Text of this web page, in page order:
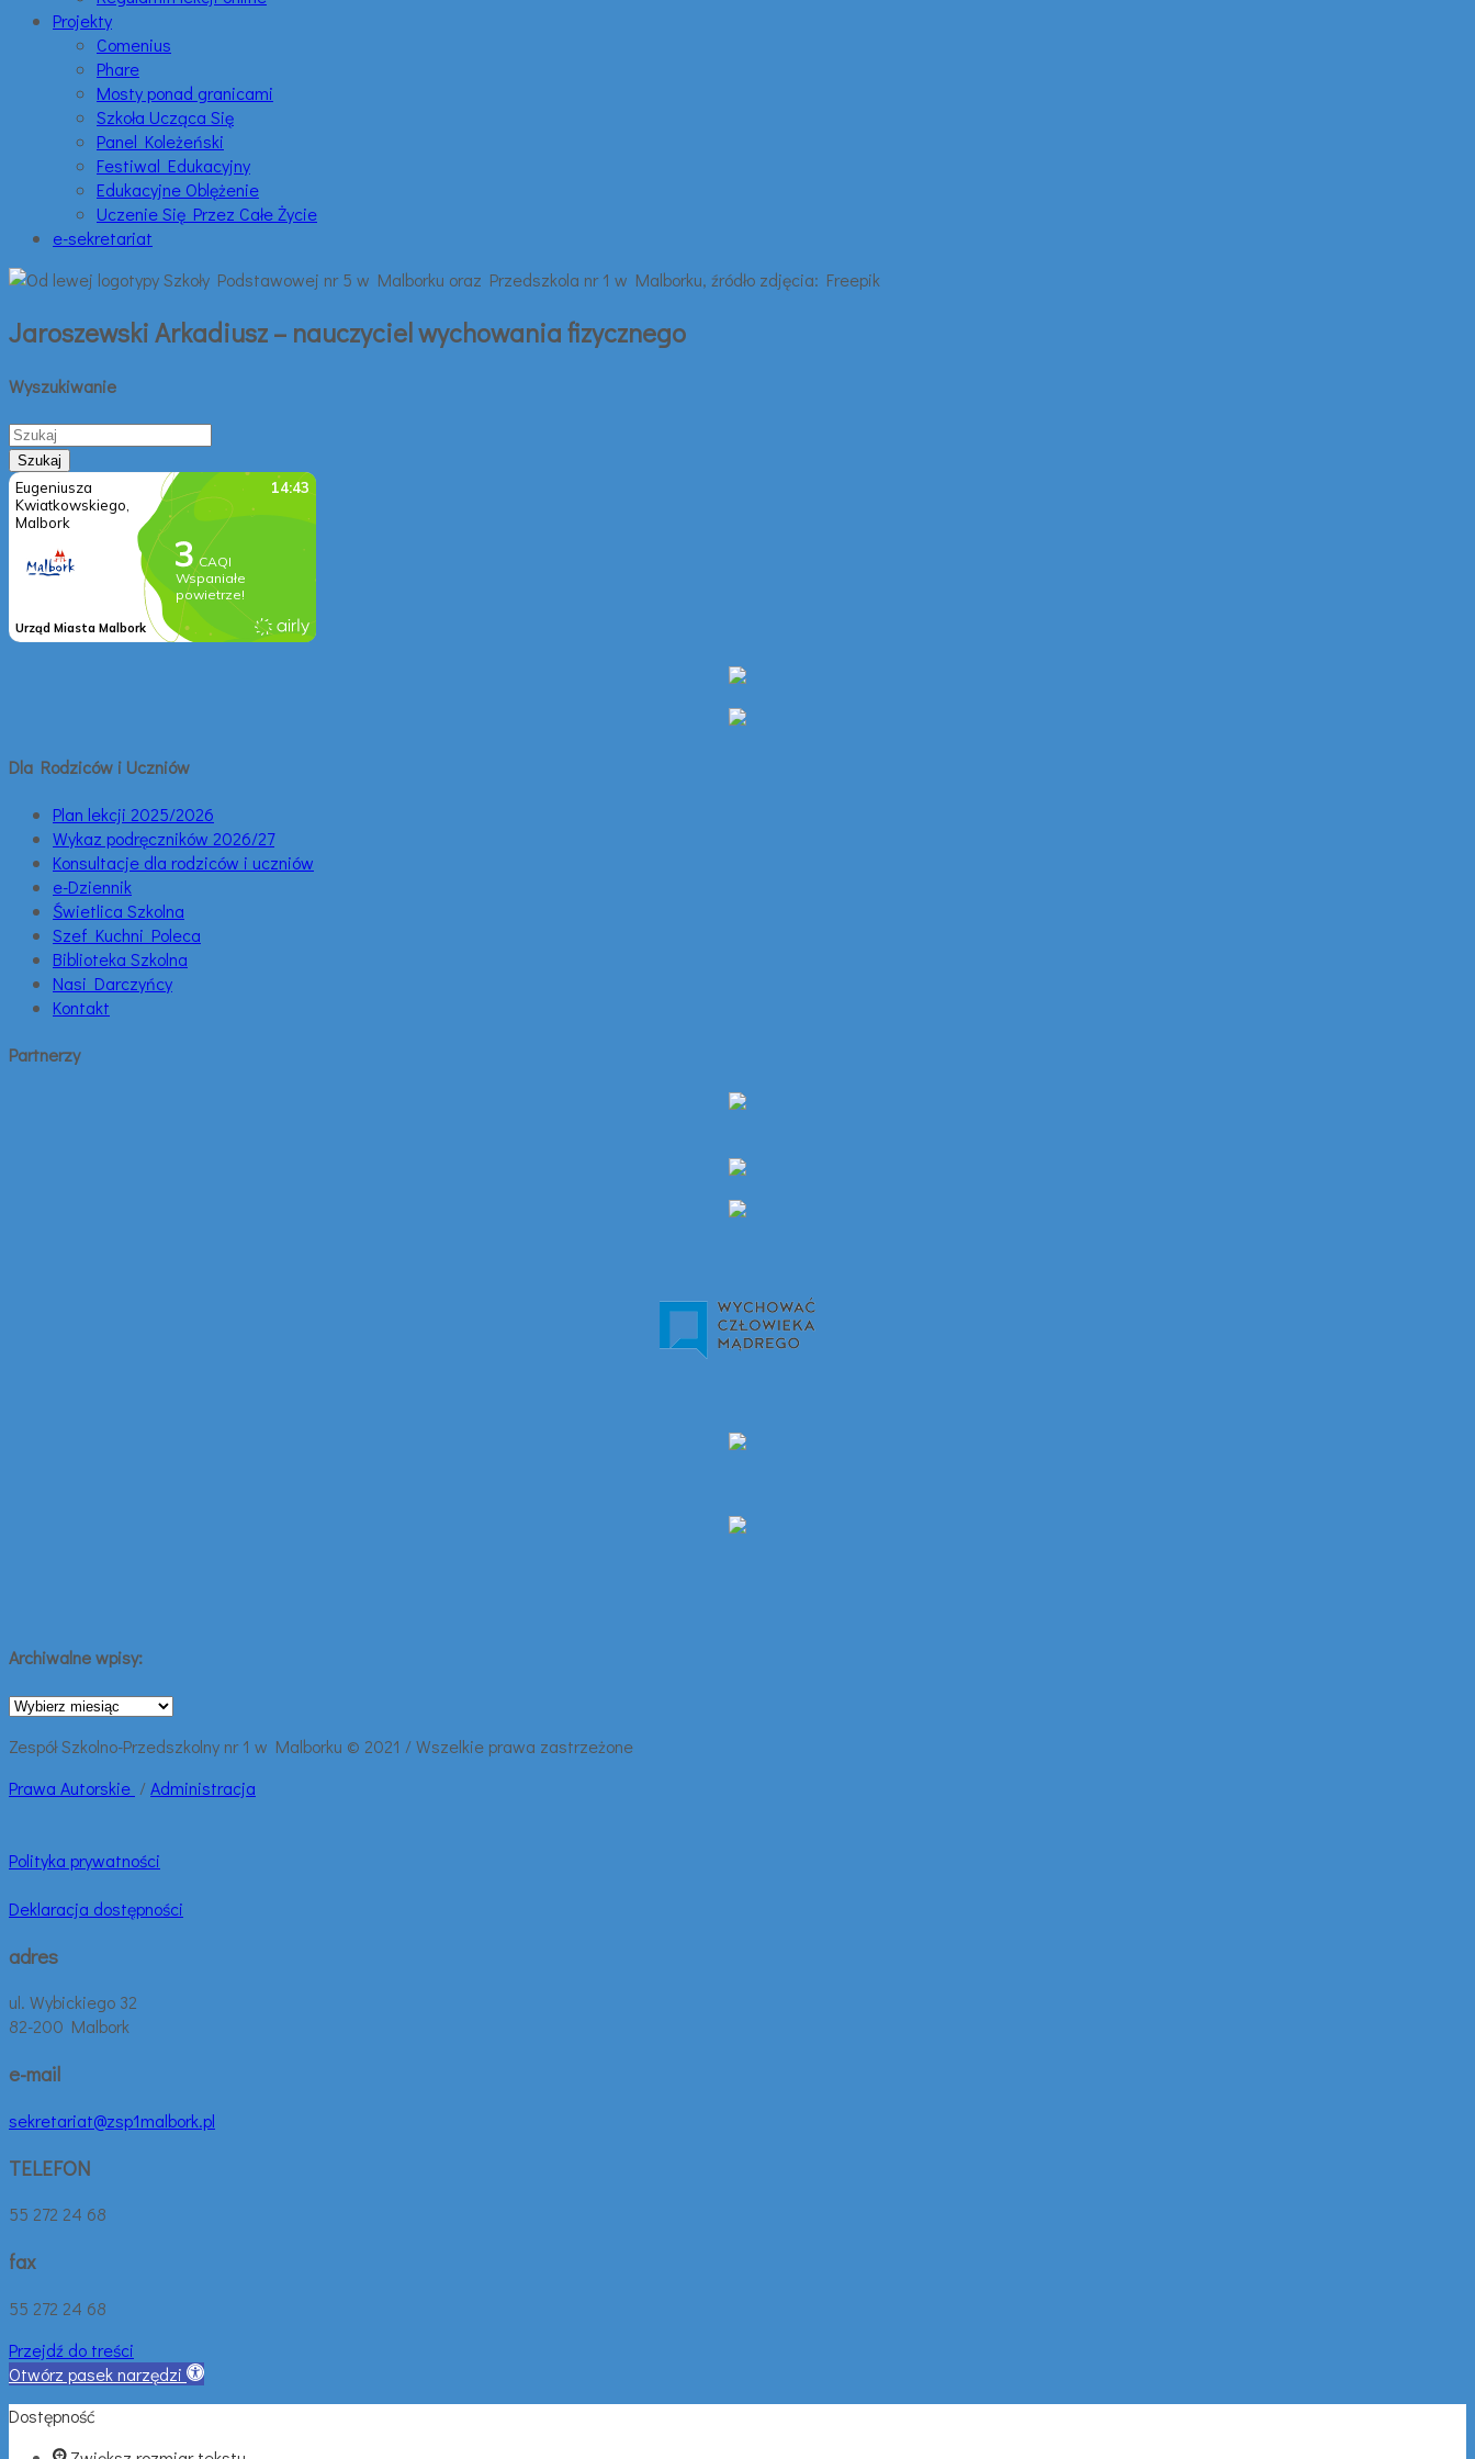
Projekty
Comenius
Phare
Mosty ponad granicami
Szkoła Ucząca Się
Panel Koleżeński
Festiwal Edukacyjny
Edukacyjne Oblężenie
Uczenie Się Przez Całe Życie
e-sekretariat
Jaroszewski Arkadiusz – nauczyciel wychowania fizycznego
Wyszukiwanie
Dla Rodziców i Uczniów
Plan lekcji 2025/2026
Wykaz podręczników 2026/27
Konsultacje dla rodziców i uczniów
e-Dziennik
Świetlica Szkolna
Szef Kuchni Poleca
Biblioteka Szkolna
Nasi Darczyńcy
Kontakt
Partnerzy
Archiwalne wpisy:
Archiwalne
Zespół Szkolno-Przedszkolny nr 1 w Malborku © 2021 / Wszelkie prawa zastrzeżone
Prawa Autorskie /Administracja
Polityka prywatności
Deklaracja dostępności
adres
ul. Wybickiego 32
82-200 Malbork
e-mail
sekretariat@zsp1malbork.pl
TELEFON
55 272 24 68
fax
55 272 24 68
Przejdź do treści
Otwórz pasek narzędzi
Dostępność